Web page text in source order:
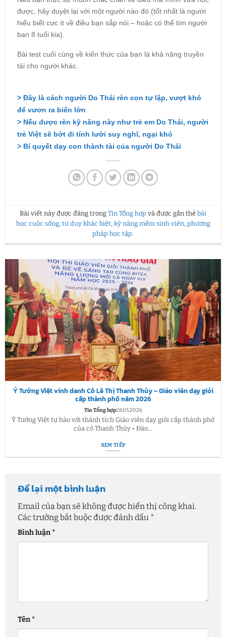
được, hãy duyệt lại với một người nào đó (tốt nhất là người
hiểu biết cực ít về điều bạn sắp nói – hoặc có thể tìm người
bạn 8 tuổi kia).
Bài test cuối cùng về kiến thức của bạn là khả năng truyền
tải cho người khác.
> Đây là cách người Do Thái rèn con tự lập, vượt khó
để vươn ra biển lớn
> Nếu được rèn kỹ năng này như trẻ em Do Thái, người
trẻ Việt sẽ bớt đi tính lười suy nghĩ, ngại khó
> Bí quyết dạy con thành tài của người Do Thái
Bài viết này được đăng trong Tin Tổng hợp và được gắn thẻ bài
học cuộc sống, tư duy khác biệt, kỹ năng mềm sinh viên, phương
pháp học tập.
Ý Tưởng Việt vinh danh Cô Lê Thị Thanh Thủy – Giáo viên dạy giỏi
cấp thành phố năm 2026
Tin Tổng hợp28.05.2026
Ý Tưởng Việt tự hào với thành tích Giáo viên dạy giỏi cấp thành phố
của cô Thanh Thủy • Đào...
XEM TIẾP
Để lại một bình luận
Email của bạn sẽ không được hiển thị công khai.
Các trường bắt buộc được đánh dấu *
Bình luận*
Tên*